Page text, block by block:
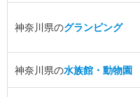
神奈川県のグランピング
神奈川県の水族館・動物園